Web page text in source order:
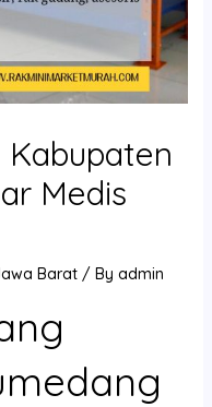
Medis
Barat/ By admin